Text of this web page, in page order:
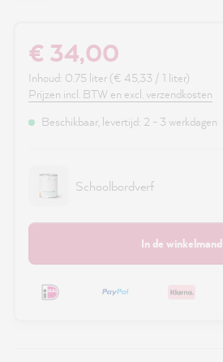
€ 34,00
Inhoud: 0.75 liter (€ 45,33 / 1 liter)
Prijzen incl. BTW en excl. verzendkosten
Beschikbaar, levertijd: 2 - 3 werkdagen
Schoolbordverf
In de winkelmand